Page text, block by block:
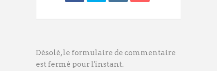
Désolé, le formulaire de commentaire
est fermé pour l'instant.